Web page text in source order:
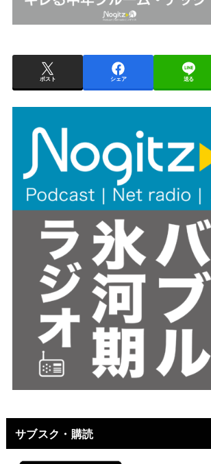
ポスト シェア 送る
サブスク・購読